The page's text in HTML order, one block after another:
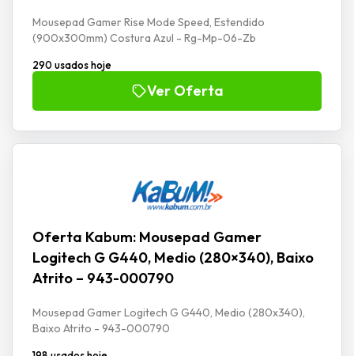
Mousepad Gamer Rise Mode Speed, Estendido
(900x300mm) Costura Azul - Rg-Mp-06-Zb
290 usados hoje
Ver Oferta
Oferta Kabum: Mousepad Gamer
Logitech G G440, Medio (280×340), Baixo
Atrito – 943-000790
Mousepad Gamer Logitech G G440, Medio (280x340),
Baixo Atrito - 943-000790